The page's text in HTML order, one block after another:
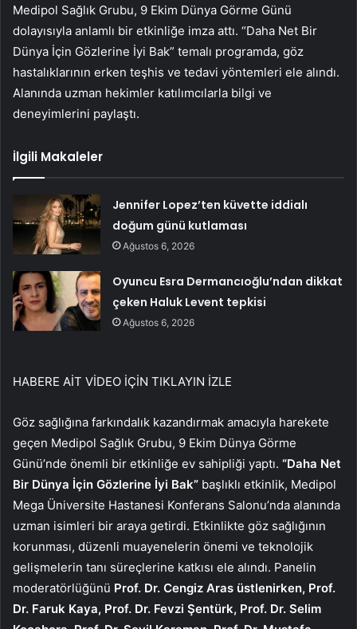
Medipol Sağlık Grubu, 9 Ekim Dünya Görme Günü
dolayısıyla anlamlı bir etkinliğe imza attı. “Daha Net Bir
Dünya İçin Gözlerine İyi Bak” temalı programda, göz
hastalıklarının erken teşhis ve tedavi yöntemleri ele alındı.
Alanında uzman hekimler katılımcılarla bilgi ve
deneyimlerini paylaştı.
İlgili Makaleler
Jennifer Lopez’ten küvette iddialı
doğum günü kutlaması
Ağustos 6, 2026
Oyuncu Esra Dermancıoğlu’ndan dikkat
çeken Haluk Levent tepkisi
Ağustos 6, 2026
HABERE AİT VİDEO İÇİN TIKLAYIN İZLE
Göz sağlığına farkındalık kazandırmak amacıyla harekete
geçen Medipol Sağlık Grubu, 9 Ekim Dünya Görme
Günü’nde önemli bir etkinliğe ev sahipliği yaptı. “Daha Net
Bir Dünya İçin Gözlerine İyi Bak” başlıklı etkinlik, Medipol
Mega Üniversite Hastanesi Konferans Salonu’nda alanında
uzman isimleri bir araya getirdi. Etkinlikte göz sağlığının
korunması, düzenli muayenelerin önemi ve teknolojik
gelişmelerin tanı süreçlerine katkısı ele alındı. Panelin
moderatörlüğünü Prof. Dr. Cengiz Aras üstlenirken, Prof.
Dr. Faruk Kaya, Prof. Dr. Fevzi Şentürk, Prof. Dr. Selim